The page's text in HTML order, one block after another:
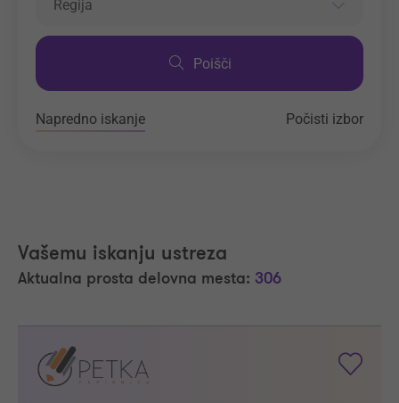
Regija
Poišči
Napredno iskanje Počisti izbor
Vašemu iskanju ustreza
Aktualna prosta delovna mesta: 306